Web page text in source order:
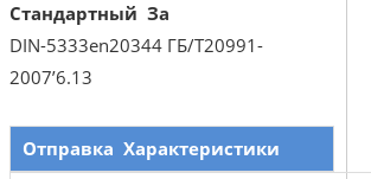
Стандартный За
DIN-5333en20344 ГБ/T20991-
2007’6.13
Отправка Характеристики